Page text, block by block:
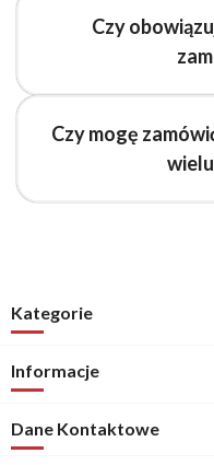
Czy
Czy mogę
Kategorie
Informacje
Dane Kontaktowe